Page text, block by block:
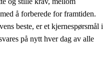
å forberede for framtiden.
beste, er et kjernespørsmål i
på nytt hver dag av alle